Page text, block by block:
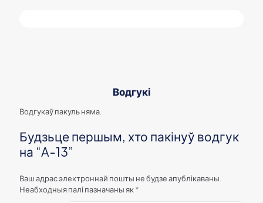
Водгукі
Водгукаў пакуль няма.
Будзьце першым, хто пакінуў водгук
на “A-13”
Ваш адрас электроннай пошты не будзе апублікаваны.
Неабходныя палі пазначаны як*